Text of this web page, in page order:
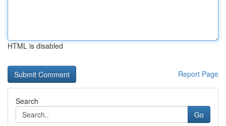
HTML is disabled
Report Page
Search
Go